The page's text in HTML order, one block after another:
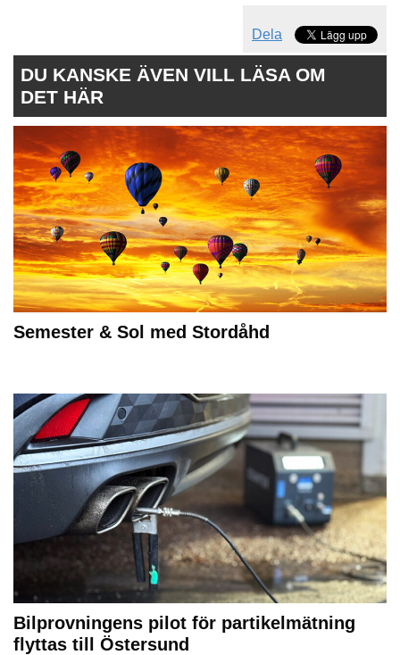
Dela
DU KANSKE ÄVEN VILL LÄSA OM
DET HÄR
Semester & Sol med Stordåhd
Bilprovningens pilot för partikelmätning
flyttas till Östersund